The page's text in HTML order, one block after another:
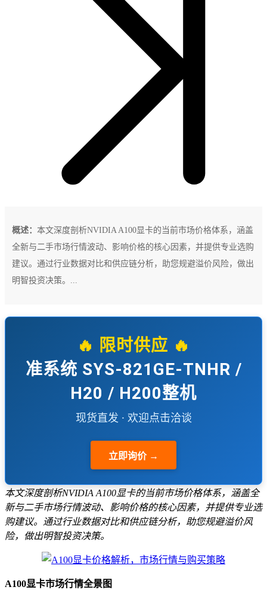
概述： 本文深度剖析NVIDIA A100显卡的当前市场价格体系，涵盖
全新与二手市场行情波动、影响价格的核心因素，并提供专业选购
建议。通过行业数据对比和供应链分析，助您规避溢价风险，做出
明智投资决策。...
🔥 限时供应 🔥
准系统 SYS-821GE-TNHR /
H20 / H200整机
现货直发 · 欢迎点击洽谈
立即询价 →
本文深度剖析NVIDIA A100显卡的当前市场价格体系，涵盖全
新与二手市场行情波动、影响价格的核心因素，并提供专业选
购建议。通过行业数据对比和供应链分析，助您规避溢价风
险，做出明智投资决策。
A100显卡市场行情全景图